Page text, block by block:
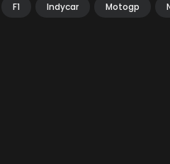
F1 Indycar Motogp